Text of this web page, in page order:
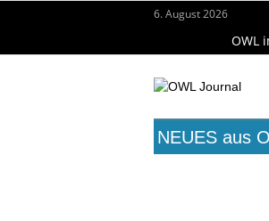
6. August 2026
OWL
NEUES aus